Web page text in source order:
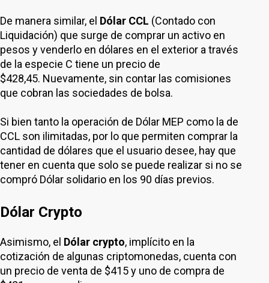
De manera similar, el Dólar CCL (Contado con
Liquidación) que surge de comprar un activo en
pesos y venderlo en dólares en el exterior a través
de la especie C tiene un precio de
$428,45. Nuevamente, sin contar las comisiones
que cobran las sociedades de bolsa.
Si bien tanto la operación de Dólar MEP como la de
CCL son ilimitadas, por lo que permiten comprar la
cantidad de dólares que el usuario desee, hay que
tener en cuenta que solo se puede realizar si no se
compró Dólar solidario en los 90 días previos.
Dólar Crypto
Asimismo, el Dólar crypto, implícito en la
cotización de algunas criptomonedas, cuenta con
un precio de venta de $415 y uno de compra de